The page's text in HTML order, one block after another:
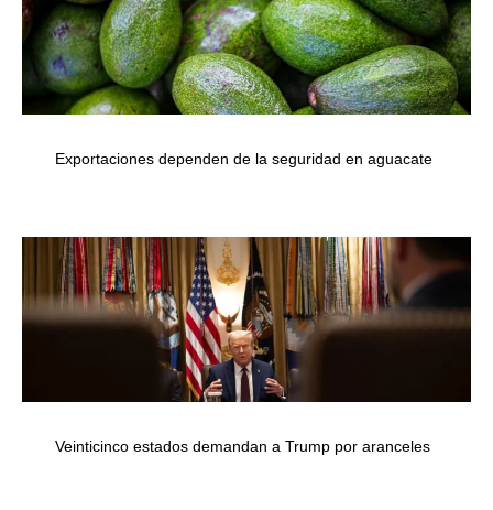
Exportaciones dependen de la seguridad en aguacate
Veinticinco estados demandan a Trump por aranceles